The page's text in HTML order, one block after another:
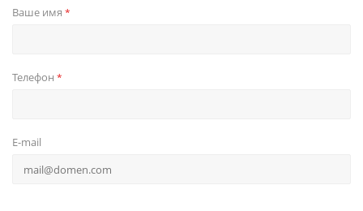
Ваше имя *
Телефон *
E-mail